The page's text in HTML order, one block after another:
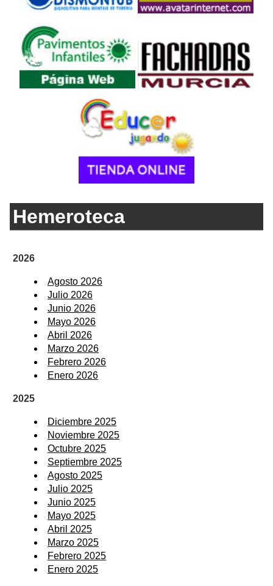
Hemeroteca
2026
Agosto 2026
Julio 2026
Junio 2026
Mayo 2026
Abril 2026
Marzo 2026
Febrero 2026
Enero 2026
2025
Diciembre 2025
Noviembre 2025
Octubre 2025
Septiembre 2025
Agosto 2025
Julio 2025
Junio 2025
Mayo 2025
Abril 2025
Marzo 2025
Febrero 2025
Enero 2025